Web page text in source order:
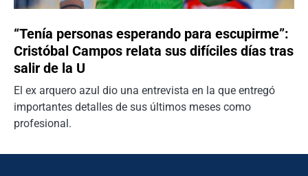
“Tenía personas esperando para escupirme”:
Cristóbal Campos relata sus difíciles días tras
salir de la U
El ex arquero azul dio una entrevista en la que entregó
importantes detalles de sus últimos meses como
profesional.